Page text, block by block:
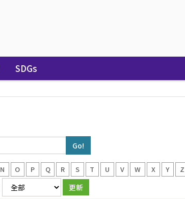
SDGs
N O P Q R S T U V W X Y Z